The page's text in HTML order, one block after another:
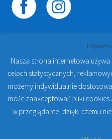
© 2023PROTO-FAN | Sklep
Kursy Online Warszawa-
Warszawie | Jakub Zdybel
Używamy
Nasza strona internetowa
celach statystycznych,
możemy indywidualnie
może zaakceptować pliki cookies
w przeglądarce, dzięki czemu